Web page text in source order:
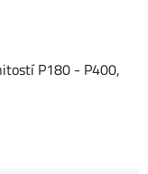
P180 - P400,